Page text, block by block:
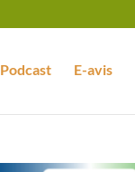
Podcast E-avis